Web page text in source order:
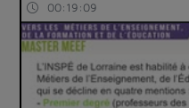
00:19:09